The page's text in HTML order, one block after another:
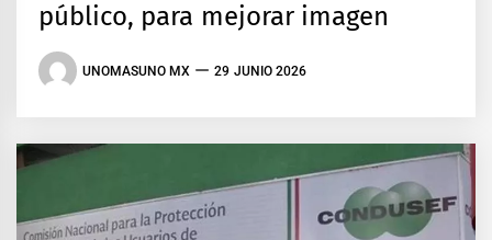
público, para mejorar imagen
UNOMASUNO MX 29 JUNIO 2026